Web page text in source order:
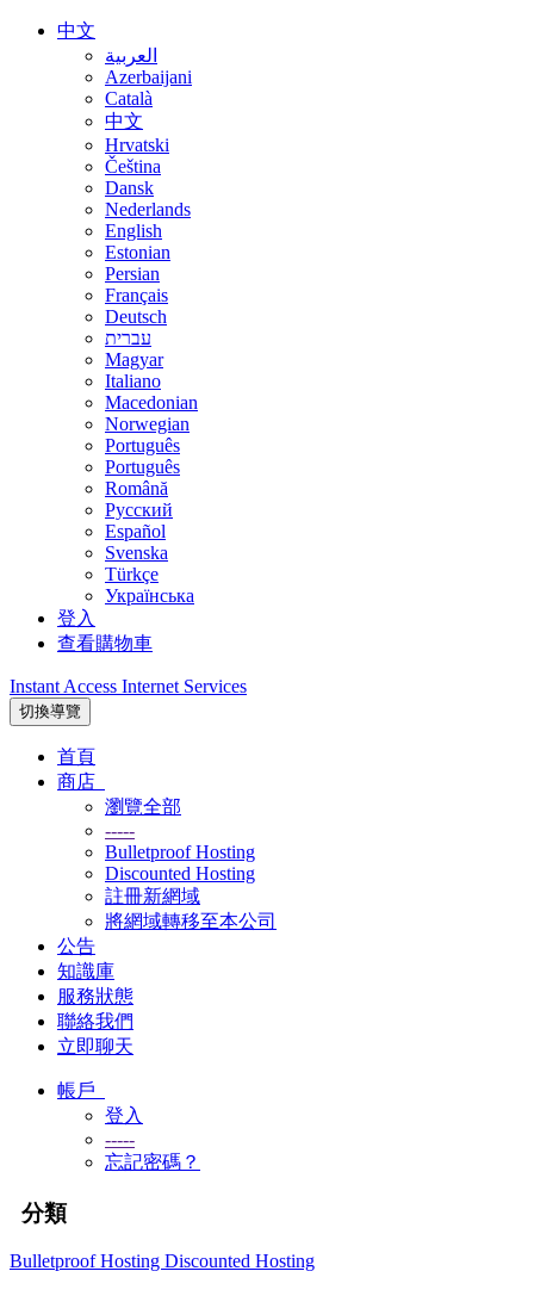
中文
العربية
Azerbaijani
Català
中文
Hrvatski
Čeština
Dansk
Nederlands
English
Estonian
Persian
Français
Deutsch
עברית
Magyar
Italiano
Macedonian
Norwegian
Português
Português
Română
Русский
Español
Svenska
Türkçe
Українська
登入
查看購物車
Instant Access Internet Services
切換導覽
首頁
商店
瀏覽全部
-----
Bulletproof Hosting
Discounted Hosting
註冊新網域
將網域轉移至本公司
公告
知識庫
服務狀態
聯絡我們
立即聊天
帳戶
登入
-----
忘記密碼？
分類
Bulletproof Hosting Discounted Hosting